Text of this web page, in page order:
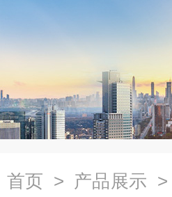
首页 > 产品展示